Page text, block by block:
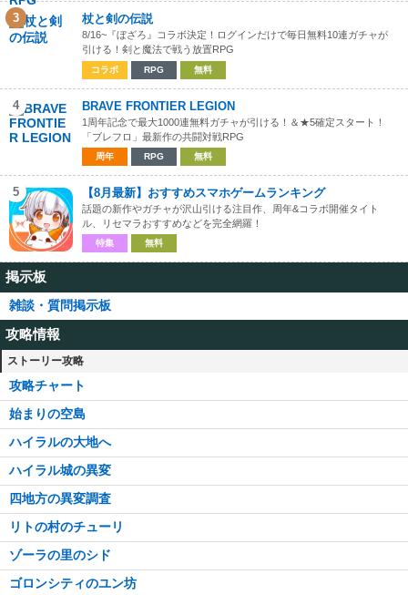
3 杖と剣の伝説
8/16~『ぼざろ』コラボ決定！ログインだけで毎日無料10連ガチャが
引ける！剣と魔法で戦う放置RPG
コラボ RPG 無料
4 BRAVE FRONTIER LEGION
1周年記念で最大1000連無料ガチャが引ける！＆★5確定スタート！
「ブレフロ」最新作の共闘対戦RPG
周年 RPG 無料
5 【8月最新】おすすめスマホゲームランキング
話題の新作やガチャが沢山引ける注目作、周年&コラボ開催タイト
ル、リセマラおすすめなどを完全網羅！
特集 無料
掲示板
雑談・質問掲示板
攻略情報
ストーリー攻略
攻略チャート
始まりの空島
ハイラルの大地へ
ハイラル城の異変
四地方の異変調査
リトの村のチューリ
ゾーラの里のシド
ゴロンシティのユン坊